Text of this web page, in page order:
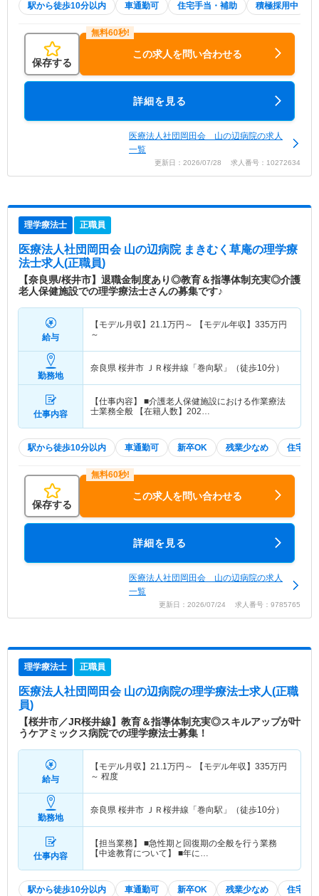
駅から徒歩10分以内 車通勤可 住宅手当・補助 積極採用中
保存する
この求人を問い合わせる
詳細を見る
医療法人社団岡田会 山の辺病院の求人
一覧
更新日：2026/07/28 求人番号：10272634
理学療法士 正職員
医療法人社団岡田会 山の辺病院 まきむく草庵の理学療
法士求人(正職員)
【奈良県/桜井市】退職金制度あり◎教育＆指導体制充実◎介護
老人保健施設での理学療法士さんの募集です♪
給与
【モデル月収】 21.1万円～ 【モデル年収】 335万円
～
勤務地
奈良県 桜井市 ＪＲ桜井線「巻向駅」（徒歩10分）
仕事内容
【仕事内容】 ■介護老人保健施設における作業療法
士業務全般 【在籍人数】202…
駅から徒歩10分以内 車通勤可 新卒OK 残業少なめ 住宅手
保存する
この求人を問い合わせる
詳細を見る
医療法人社団岡田会 山の辺病院の求人
一覧
更新日：2026/07/24 求人番号：9785765
理学療法士 正職員
医療法人社団岡田会 山の辺病院の理学療法士求人(正職
員)
【桜井市／JR桜井線】教育＆指導体制充実◎スキルアップが叶
うケアミックス病院での理学療法士募集！
給与
【モデル月収】 21.1万円～ 【モデル年収】 335万円
～ 程度
勤務地
奈良県 桜井市 ＪＲ桜井線「巻向駅」（徒歩10分）
仕事内容
【担当業務】 ■急性期と回復期の全般を行う業務
【中途教育について】 ■年に…
駅から徒歩10分以内 車通勤可 新卒OK 残業少なめ 住宅手